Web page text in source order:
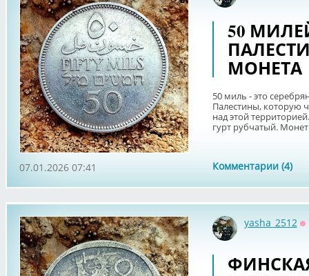
50
МОНЕТА
50 миль - это
Палестины, которую
над этой
гурт рубчатый.
Комментарии (4)
07.01.2026 07:41
yasha_2512